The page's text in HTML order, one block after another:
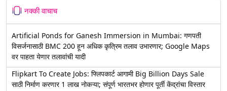
नक्की वाचाच
Artificial Ponds for Ganesh Immersion in Mumbai: गणपती
विसर्जनासाठी BMC 200 हून अधिक कृत्रिम तलाव उभारणार; Google Maps
वर पाहता येणार तलावांची यादी
Flipkart To Create Jobs: फ्लिपकार्ट आगामी Big Billion Days Sale
साठी निर्माण करणार 1 लाख नोकऱ्या; संपूर्ण भारतभर होणार पूर्ती केंद्रांचा विस्तार